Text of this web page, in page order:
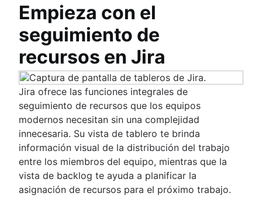
Empieza con el
seguimiento de
recursos en Jira
Jira ofrece las funciones integrales de
seguimiento de recursos que los equipos
modernos necesitan sin una complejidad
innecesaria. Su vista de tablero te brinda
información visual de la distribución del trabajo
entre los miembros del equipo, mientras que la
vista de backlog te ayuda a planificar la
asignación de recursos para el próximo trabajo.